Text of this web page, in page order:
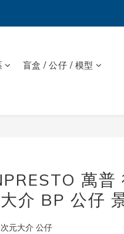
盲盒 / 公仔 / 模型
萬普
介 BP 公仔
元大介 公仔